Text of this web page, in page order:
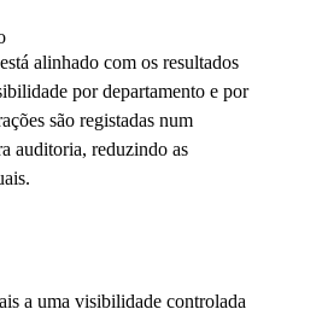
alinhado com os resultados
por departamento e por
são registadas num
auditoria, reduzindo as
a uma visibilidade controlada